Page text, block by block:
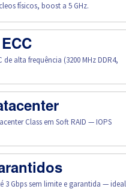
físicos, boost a 5 GHz.
de alta frequência (3200 MHz DDR4,
Class em Soft RAID — IOPS
3 Gbps sem limite e garantida — ideal